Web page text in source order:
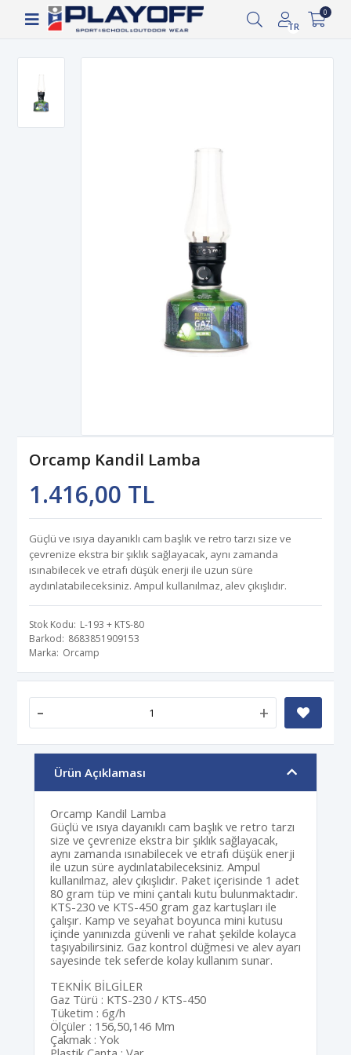
Siparişin 2-8 iş günü arasında kargoya verilecektir.
TR
0
Orcamp Kandil Lamba
1.416,00 TL
Güçlü ve ısıya dayanıklı cam başlık ve retro tarzı size ve
çevrenize ekstra bir şıklık sağlayacak, aynı zamanda
ısınabilecek ve etrafı düşük enerji ile uzun süre
aydınlatabileceksiniz. Ampul kullanılmaz, alev çıkışlıdır.
Stok Kodu L-193 + KTS-80
Barkod 8683851909153
Marka Orcamp
- +
Ürün Açıklaması
Orcamp Kandil Lamba
Güçlü ve ısıya dayanıklı cam başlık ve retro tarzı
size ve çevrenize ekstra bir şıklık sağlayacak,
aynı zamanda ısınabilecek ve etrafı düşük enerji
ile uzun süre aydınlatabileceksiniz. Ampul
kullanılmaz, alev çıkışlıdır. Paket içerisinde 1 adet
80 gram tüp ve mini çantalı kutu bulunmaktadır.
KTS-230 ve KTS-450 gram gaz kartuşları ile
çalışır. Kamp ve seyahat boyunca mini kutusu
içinde yanınızda güvenli ve rahat şekilde kolayca
taşıyabilirsiniz. Gaz kontrol düğmesi ve alev ayarı
sayesinde tek seferde kolay kullanım sunar.
TEKNİK BİLGİLER
Gaz Türü : KTS-230 / KTS-450
Tüketim : 6g/h
Ölçüler : 156,50,146 Mm
Çakmak : Yok